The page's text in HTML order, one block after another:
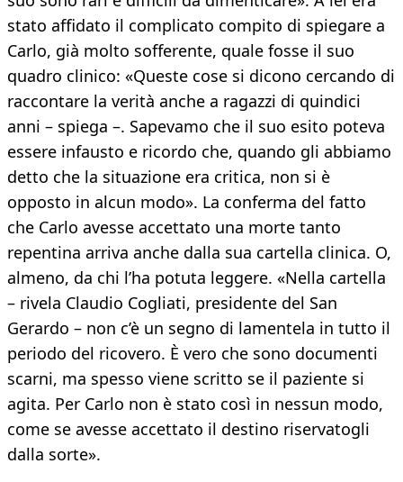
stato affidato il complicato compito di spiegare a
Carlo, già molto sofferente, quale fosse il suo
quadro clinico: «Queste cose si dicono cercando di
raccontare la verità anche a ragazzi di quindici
anni – spiega –. Sapevamo che il suo esito poteva
essere infausto e ricordo che, quando gli abbiamo
detto che la situazione era critica, non si è
opposto in alcun modo». La conferma del fatto
che Carlo avesse accettato una morte tanto
repentina arriva anche dalla sua cartella clinica. O,
almeno, da chi l’ha potuta leggere. «Nella cartella
– rivela Claudio Cogliati, presidente del San
Gerardo – non c’è un segno di lamentela in tutto il
periodo del ricovero. È vero che sono documenti
scarni, ma spesso viene scritto se il paziente si
agita. Per Carlo non è stato così in nessun modo,
come se avesse accettato il destino riservatogli
dalla sorte».